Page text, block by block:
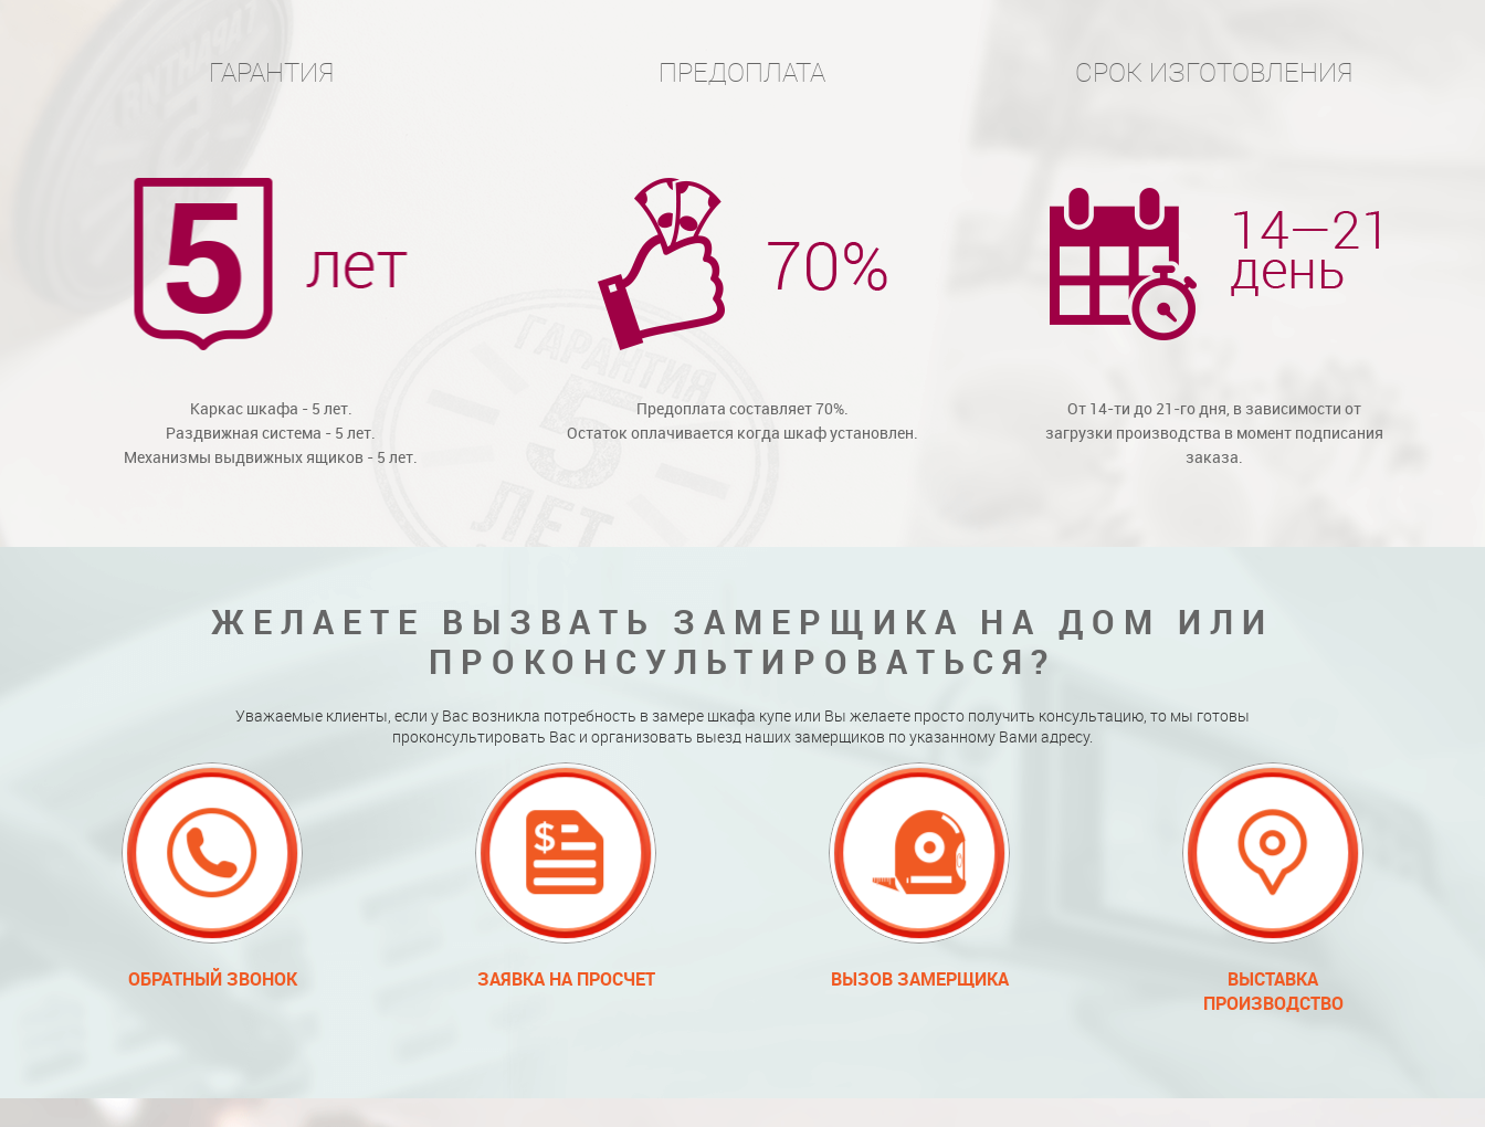
ГАРАНТИЯ
Каркас шкафа - 5 лет.
Раздвижная система - 5 лет.
Механизмы выдвижных ящиков - 5 лет.
ПРЕДОПЛАТА
Предоплата составляет 70%.
Остаток оплачивается когда шкаф установлен.
СРОК ИЗГОТОВЛЕНИЯ
От 14-ти до 21-го дня, в зависимости от
загрузки производства в момент подписания
заказа.
ЖЕЛАЕТЕ ВЫЗВАТЬ ЗАМЕРЩИКА НА ДОМ ИЛИ
ПРОКОНСУЛЬТИРОВАТЬСЯ?
Уважаемые клиенты, если у Вас возникла потребность в замере шкафа купе или Вы желаете просто получить консультацию, то мы готовы
проконсультировать Вас и организовать выезд наших замерщиков по указанному Вами адресу.
ОБРАТНЫЙ ЗВОНОК ЗАЯВКА НА ПРОСЧЕТ ВЫЗОВ ЗАМЕРЩИКА
ВЫСТАВКА
ПРОИЗВОДСТВО